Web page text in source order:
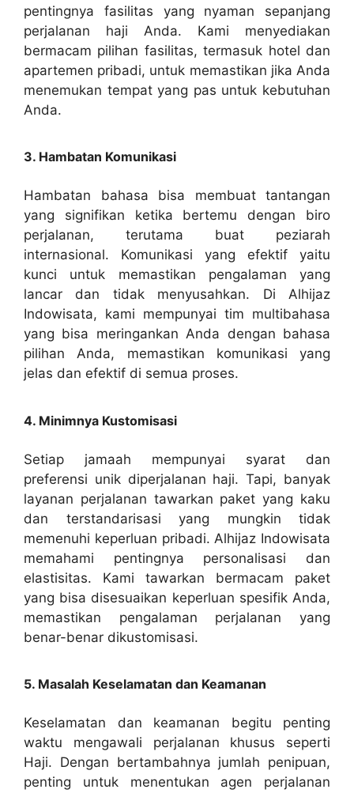
pentingnya fasilitas yang nyaman sepanjang
perjalanan haji Anda. Kami menyediakan
bermacam pilihan fasilitas, termasuk hotel dan
apartemen pribadi, untuk memastikan jika Anda
menemukan tempat yang pas untuk kebutuhan
Anda.
3. Hambatan Komunikasi
Hambatan bahasa bisa membuat tantangan
yang signifikan ketika bertemu dengan biro
perjalanan, terutama buat peziarah
internasional. Komunikasi yang efektif yaitu
kunci untuk memastikan pengalaman yang
lancar dan tidak menyusahkan. Di Alhijaz
Indowisata, kami mempunyai tim multibahasa
yang bisa meringankan Anda dengan bahasa
pilihan Anda, memastikan komunikasi yang
jelas dan efektif di semua proses.
4. Minimnya Kustomisasi
Setiap jamaah mempunyai syarat dan
preferensi unik diperjalanan haji. Tapi, banyak
layanan perjalanan tawarkan paket yang kaku
dan terstandarisasi yang mungkin tidak
memenuhi keperluan pribadi. Alhijaz Indowisata
memahami pentingnya personalisasi dan
elastisitas. Kami tawarkan bermacam paket
yang bisa disesuaikan keperluan spesifik Anda,
memastikan pengalaman perjalanan yang
benar-benar dikustomisasi.
5. Masalah Keselamatan dan Keamanan
Keselamatan dan keamanan begitu penting
waktu mengawali perjalanan khusus seperti
Haji. Dengan bertambahnya jumlah penipuan,
penting untuk menentukan agen perjalanan